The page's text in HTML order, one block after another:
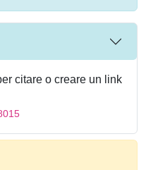
citare o creare un link